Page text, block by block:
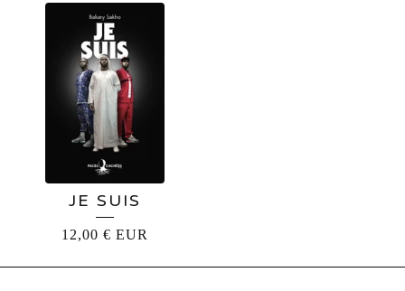
JE SUIS
12,00 € EUR